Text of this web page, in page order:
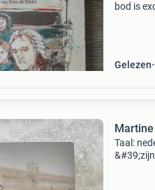
bod is
Gelezen
Taal:
&#39;zijn